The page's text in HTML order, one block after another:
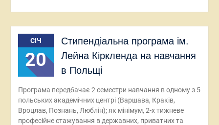
СІЧ
20
Стипендіальна програма ім.
Лейна Кіркленда на навчання
в Польщі
Програма передбачає 2 семестри навчання в одному з 5
польських академічних центрі (Варшава, Краків,
Вроцлав, Познань, Люблін); як мінімум, 2-х тижневе
професійне стажування в державних, приватних та